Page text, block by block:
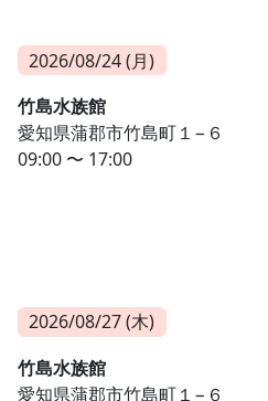
2026/08/24 (月)
竹島水族館
愛知県蒲郡市竹島町１−６
09:00 〜 17:00
2026/08/27 (木)
竹島水族館
愛知県蒲郡市竹島町１−６